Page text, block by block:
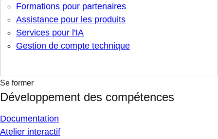
Formations pour partenaires
Assistance pour les produits
Services pour l'IA
Gestion de compte technique
Se former
Développement des compétences
Documentation
Atelier interactif